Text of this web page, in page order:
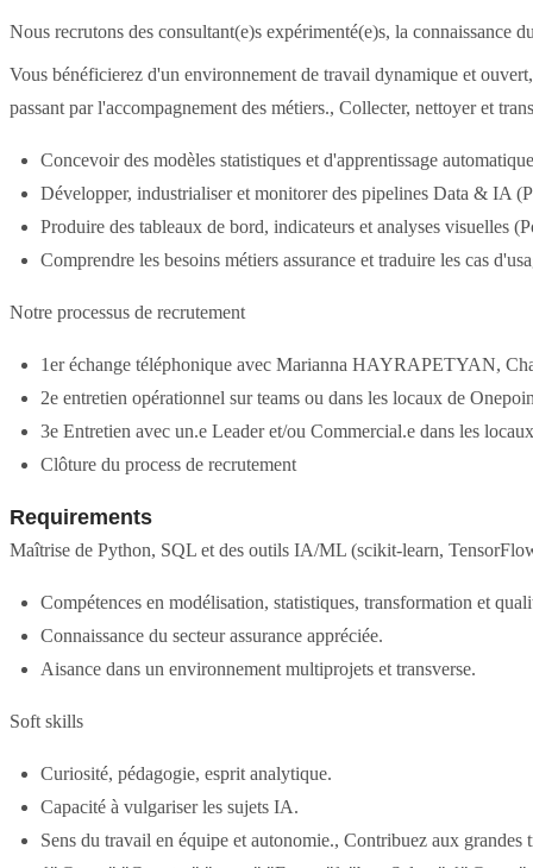
Nous recrutons des consultant(e)s expérimenté(e)s, la connaissance
Vous bénéficierez d'un environnement de travail dynamique et
passant par l'accompagnement des métiers., Collecter, nettoyer et
Concevoir des modèles statistiques et d'apprentissage
Développer, industrialiser et monitorer des pipelines Data & IA
Produire des tableaux de bord, indicateurs et analyses visuelles
Comprendre les besoins métiers assurance et traduire les cas
Notre processus de recrutement
1er échange téléphonique avec Marianna HAYRAPETYAN,
2e entretien opérationnel sur teams ou dans les locaux de
3e Entretien avec un.e Leader et/ou Commercial.e dans les
Clôture du process de recrutement
Requirements
Maîtrise de Python, SQL et des outils IA/ML (scikit-learn,
Compétences en modélisation, statistiques, transformation et
Connaissance du secteur assurance appréciée.
Aisance dans un environnement multiprojets et transverse.
Soft skills
Curiosité, pédagogie, esprit analytique.
Capacité à vulgariser les sujets IA.
Sens du travail en équipe et autonomie., Contribuez aux